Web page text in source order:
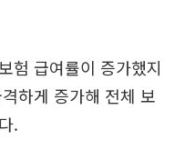
험 급여률이 증가했지
하게 증가해 전체 보
.